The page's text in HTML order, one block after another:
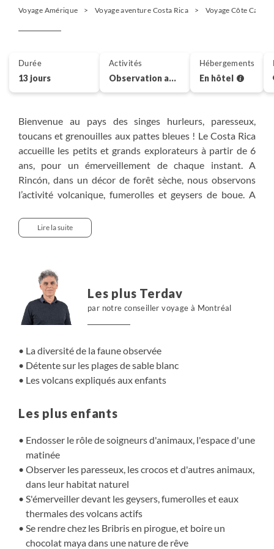
Voyage Amérique Voyage aventure Costa Rica Voyage Côte
Bienvenue au pays des singes hurleurs, paresseux,
toucans et grenouilles aux pattes bleues ! Le Costa Rica
accueille les petits et grands explorateurs à partir de 6
ans, pour un émerveillement de chaque instant. A
Rincón, dans un décor de forêt sèche, nous observons
l’activité volcanique, fumerolles et geysers de boue. A
oiseaux tropicaux, les singes malicieux, et rentrons dans
la peau d'un soigneur d'animaux. Côté sensations fortes,
tour de crocos créeront de beaux souvenirs familiaux. Le
voyage se poursuit avec les plantations des Caraïbes, le
parc de Cahuita et le séjour chez les Bribris, entre forêt,
plage, reggae et cacao. Un voyage d’observation ponctué
d'activités ludiques, favorisant l’immersion dans une
Lire la suite
Les plus Terdav
par notre conseiller voyage à Montréal
La diversité de la faune observée
Détente sur les plages de sable blanc
Les volcans expliqués aux enfants
Les plus enfants
Endosser le rôle de soigneurs d'animaux, l'espace d'une
matinée
Observer les paresseux, les crocos et d'autres animaux,
dans leur habitat naturel
S'émerveiller devant les geysers, fumerolles et eaux
thermales des volcans actifs
Se rendre chez les Bribris en pirogue, et boire un
chocolat maya dans une nature de rêve
Durée
13 jours
Activités
Observation animalière
Hébergements
En hôtel